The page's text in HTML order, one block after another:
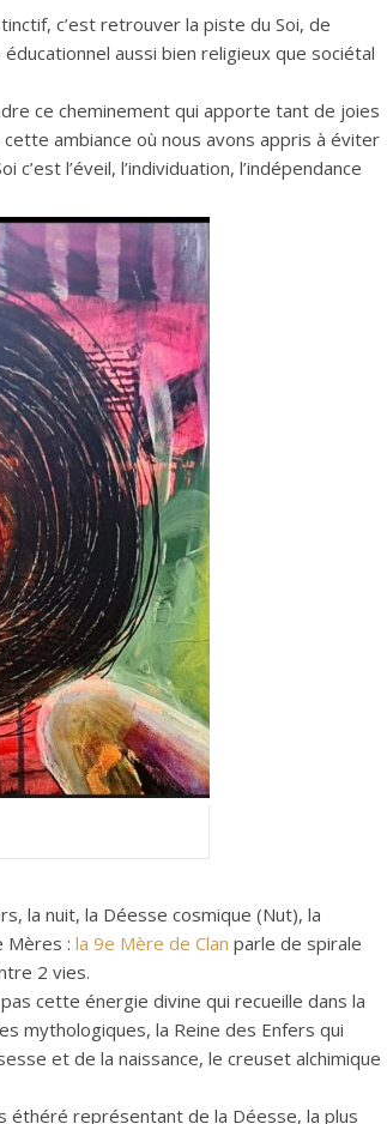
c’est retrouver la piste du Soi, de
aussi bien religieux que sociétal
ce cheminement qui apporte tant de joies
ambiance où nous avons appris à éviter
l’éveil, l’individuation, l’indépendance
la nuit, la Déesse cosmique (Nut), la
Mères : la 9e Mère de Clan parle de spirale
2 vies.
cette énergie divine qui recueille dans la
mythologiques, la Reine des Enfers qui
et de la naissance, le creuset alchimique
éthéré représentant de la Déesse, la plus